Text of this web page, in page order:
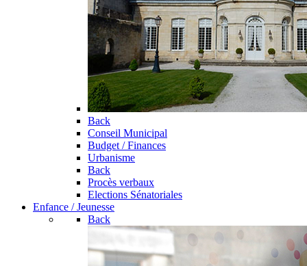
Back
Conseil Municipal
Budget / Finances
Urbanisme
Back
Procès verbaux
Elections Sénatoriales
Enfance / Jeunesse
Back